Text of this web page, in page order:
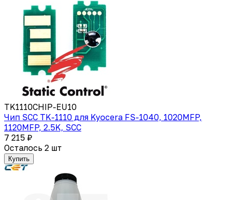
TK1110CHIP-EU10
Чип SCC TK-1110 для Kyocera FS-1040, 1020MFP,
1120MFP, 2.5K, SCC
7 215 ₽
Осталось 2 шт
Купить